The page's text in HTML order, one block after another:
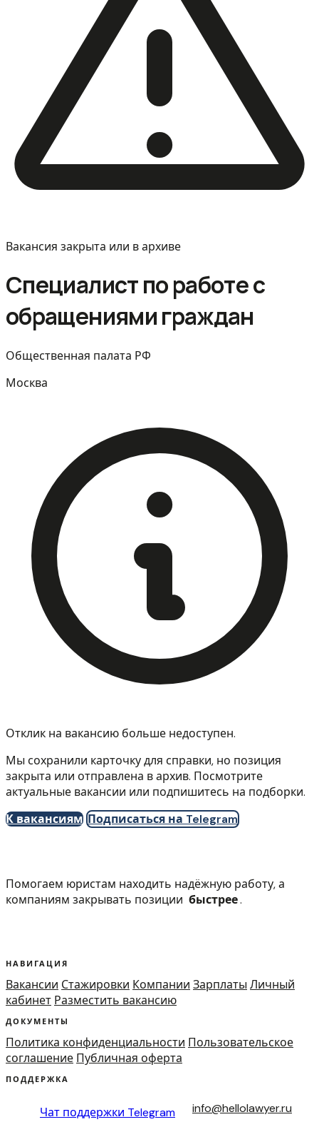
Вакансия закрыта или в архиве
Специалист по работе с
обращениями граждан
Общественная палата РФ
Москва
Отклик на вакансию больше недоступен.
Мы сохранили карточку для справки, но позиция
закрыта или отправлена в архив. Посмотрите
актуальные вакансии или подпишитесь на подборки.
К вакансиям Подписаться на Telegram
Помогаем юристам находить надёжную работу, а
компаниям закрывать позиции быстрее.
НАВИГАЦИЯ
Вакансии Стажировки Компании Зарплаты Личный
кабинет Разместить вакансию
ДОКУМЕНТЫ
Политика конфиденциальности Пользовательское
соглашение Публичная оферта
ПОДДЕРЖКА
Чат поддержки Telegram info@hellolawyer.ru